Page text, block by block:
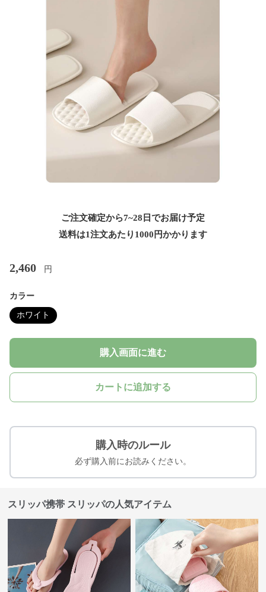
ご注文確定から7~28日でお届け予定
送料は1注文あたり 1000 円かかります
2,460 円
カラー
ホワイト
購入画面に進む
カートに追加する
購入時のルール
必ず購入前にお読みください。
スリッパ携帯 スリッパの人気アイテム